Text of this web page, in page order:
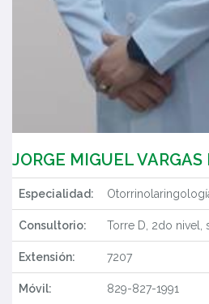
JORGE MIGUEL
Especialidad:
Consultorio: Torre D, 2do nivel,
Extensión: 7207
Móvil: 829-827-1991